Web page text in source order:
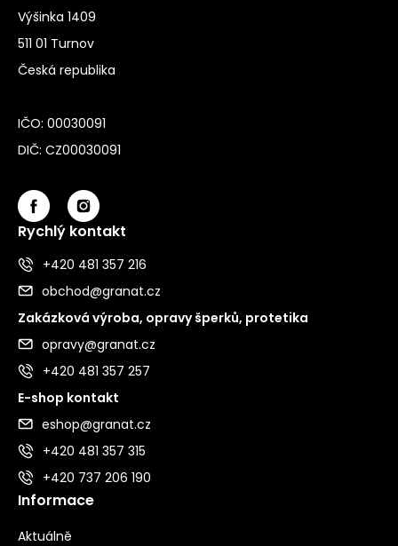
Výšinka 1409
511 01 Turnov
Česká republika
IČO: 00030091
DIČ: CZ00030091
Rychlý kontakt
+420 481 357 216
obchod@granat.cz
Zakázková výroba, opravy šperků, protetika
opravy@granat.cz
+420 481 357 257
E-shop kontakt
eshop@granat.cz
+420 481 357 315
+420 737 206 190
Informace
Aktuálně